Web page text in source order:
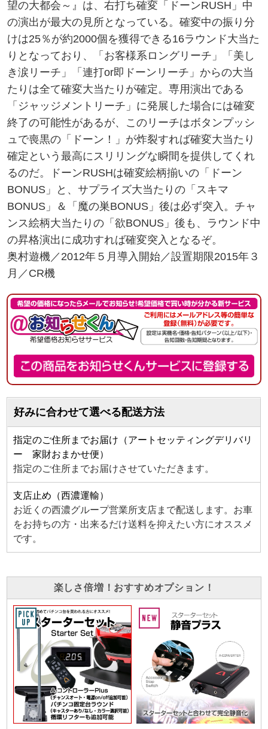
望の大都会～』は、右打ち確変「ドーンRUSH」中
の演出が最大の見所となっている。確変中の振り分
けは25％が約2000個を獲得できる16ラウンド大当た
りとなっており、「お客様系ロングリーチ」「美し
き涙リーチ」「連打or即ドーンリーチ」からの大当
たりは全て確変大当たりが確定。専用演出である
「ジャッジメントリーチ」に発展した場合には確変
終了の可能性があるが、このリーチはボタンプッシ
ュで喪黒の「ドーン！」が炸裂すれば確変大当たり
確定という最高にスリリングな瞬間を提供してくれ
るのだ。ドーンRUSHは確変絵柄揃いの「ドーン
BONUS」と、サプライズ大当たりの「スキマ
BONUS」＆「魔の巣BONUS」後は必ず突入。チャ
ンス絵柄大当たりの「欲BONUS」後も、ラウンド中
の昇格演出に成功すれば確変突入となるぞ。
奥村遊機／2012年５月導入開始／設置期限2015年３
月／CR機
好みに合わせて選べる配送方法
指定のご住所までお届け（アートセッティングデリバリ
ー 家財おまかせ便）
指定のご住所までお届けさせていただきます。
支店止め（西濃運輸）
お近くの西濃グループ営業所支店まで配送します。お車
をお持ちの方・出来るだけ送料を抑えたい方にオススメ
です。
楽しさ倍増！おすすめオプション！